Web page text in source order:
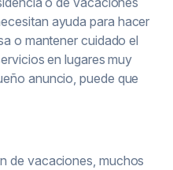
ayuda para hacer
o mantener cuidado el
en lugares muy
anuncio, puede que
de vacaciones, muchos